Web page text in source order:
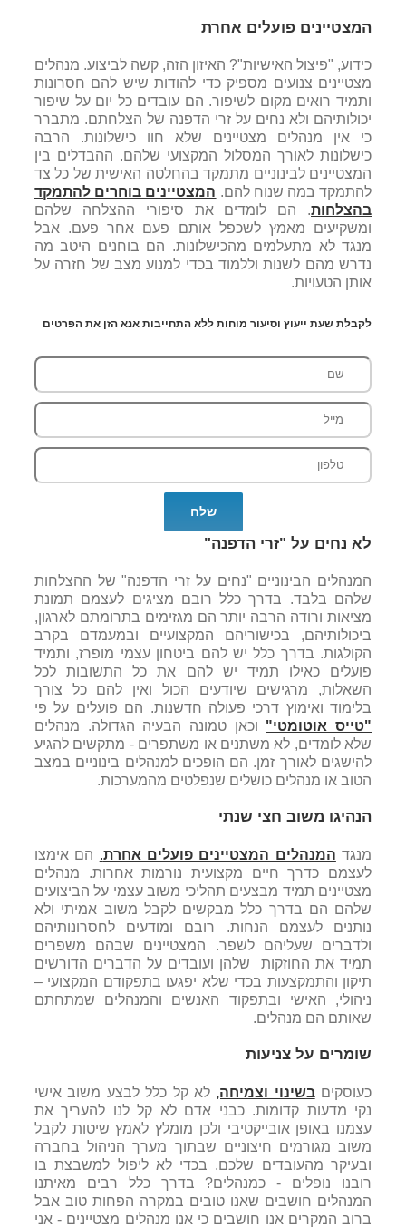
המצטיינים פועלים אחרת
כידוע, "פיצול האישיות"? האיזון הזה, קשה לביצוע. מנהלים
מצטיינים צנועים מספיק כדי להודות שיש להם חסרונות
ותמיד רואים מקום לשיפור. הם עובדים כל יום על שיפור
יכולותיהם ולא נחים על זרי הדפנה של הצלחתם. מתברר
כי אין מנהלים מצטיינים שלא חוו כישלונות. הרבה
כישלונות לאורך המסלול המקצועי שלהם. ההבדלים בין
המצטיינים לבינוניים מתמקד בהחלטה האישית של כל צד
להתמקד במה שנוח להם. המצטיינים בוחרים להתמקד
בהצלחות. הם לומדים את סיפורי ההצלחה שלהם
ומשקיעים מאמץ לשכפל אותם פעם אחר פעם. אבל
מנגד לא מתעלמים מהכישלונות. הם בוחנים היטב מה
נדרש מהם לשנות וללמוד בכדי למנוע מצב של חזרה על
אותן הטעויות.
לקבלת שעת ייעוץ וסיעור מוחות ללא התחייבות אנא הזן את הפרטים
לא נחים על "זרי הדפנה"
המנהלים הבינוניים "נחים על זרי הדפנה" של ההצלחות
שלהם בלבד. בדרך כלל רובם מציגים לעצמם תמונת
מציאות ורודה הרבה יותר הם מגזימים בתרומתם לארגון,
ביכולותיהם, בכישוריהם המקצועיים ובמעמדם בקרב
הקולגות. בדרך כלל יש להם ביטחון עצמי מופרז, ותמיד
פועלים כאילו תמיד יש להם את כל התשובות לכל
השאלות, מרגישים שיודעים הכול ואין להם כל צורך
בלימוד ואימוץ דרכי פעולה חדשנות. הם פועלים על פי
"טייס אוטומטי" וכאן טמונה הבעיה הגדולה. מנהלים
שלא לומדים, לא משתנים או משתפרים - מתקשים להגיע
להישגים לאורך זמן. הם הופכים למנהלים בינוניים במצב
הטוב או מנהלים כושלים שנפלטים מהמערכות.
הנהיגו משוב חצי שנתי
מנגד המנהלים המצטיינים פועלים אחרת. הם אימצו
לעצמם כדרך חיים מקצועית נורמות אחרות. מנהלים
מצטיינים תמיד מבצעים תהליכי משוב עצמי על הביצועים
שלהם הם בדרך כלל מבקשים לקבל משוב אמיתי ולא
נותנים לעצמם הנחות. רובם ומודעים לחסרונותיהם
ולדברים שעליהם לשפר. המצטיינים שבהם משפרים
תמיד את החוזקות שלהן ועובדים על הדברים הדורשים
תיקון והתמקצעות בכדי שלא יפגעו בתפקודם המקצועי –
ניהולי, האישי ובתפקוד האנשים והמנהלים שמתחתם
שאותם הם מנהלים.
שומרים על צניעות
כעוסקיםבשינוי וצמיחה, לא קל כלל לבצע משוב אישי
נקי מדעות קדומות. כבני אדם לא קל לנו להעריך את
עצמנו באופן אובייקטיבי ולכן מומלץ לאמץ שיטות לקבל
משוב מגורמים חיצוניים שבתוך מערך הניהול בחברה
ובעיקר מהעובדים שלכם. בכדי לא ליפול למשבצת בו
רובנו נופלים - כמנהלים? בדרך כלל רבים מאיתנו
המנהלים חושבים שאנו טובים במקרה הפחות טוב אבל
ברוב המקרים אנו חושבים כי אנו מנהלים מצטיינים - אני